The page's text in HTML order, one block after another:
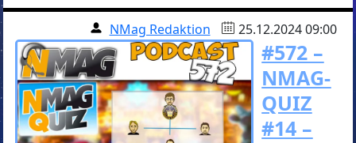
NMag Redaktion 25.12.2024 09:00
#572 –
NMAG-
QUIZ
#14 –